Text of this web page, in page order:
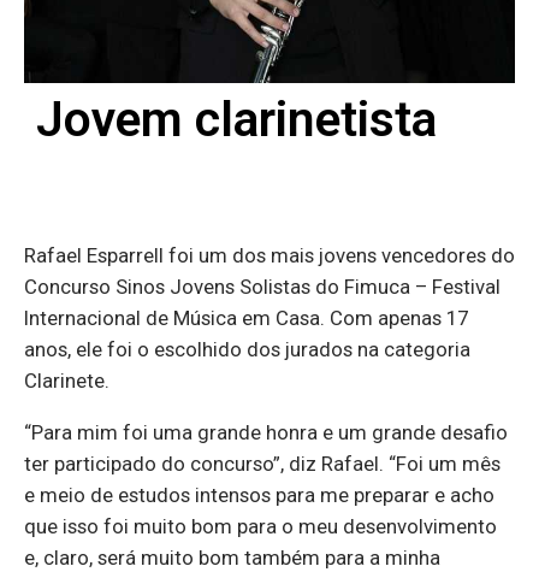
Jovem clarinetista
Rafael Esparrell foi um dos mais jovens vencedores do
Concurso Sinos Jovens Solistas do Fimuca – Festival
Internacional de Música em Casa. Com apenas 17
anos, ele foi o escolhido dos jurados na categoria
Clarinete.
“Para mim foi uma grande honra e um grande desafio
ter participado do concurso”, diz Rafael. “Foi um mês
e meio de estudos intensos para me preparar e acho
que isso foi muito bom para o meu desenvolvimento
e, claro, será muito bom também para a minha